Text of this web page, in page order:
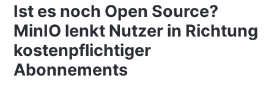
Ist es noch Open Source?
MinIO lenkt Nutzer in Richtung
kostenpflichtiger
Abonnements